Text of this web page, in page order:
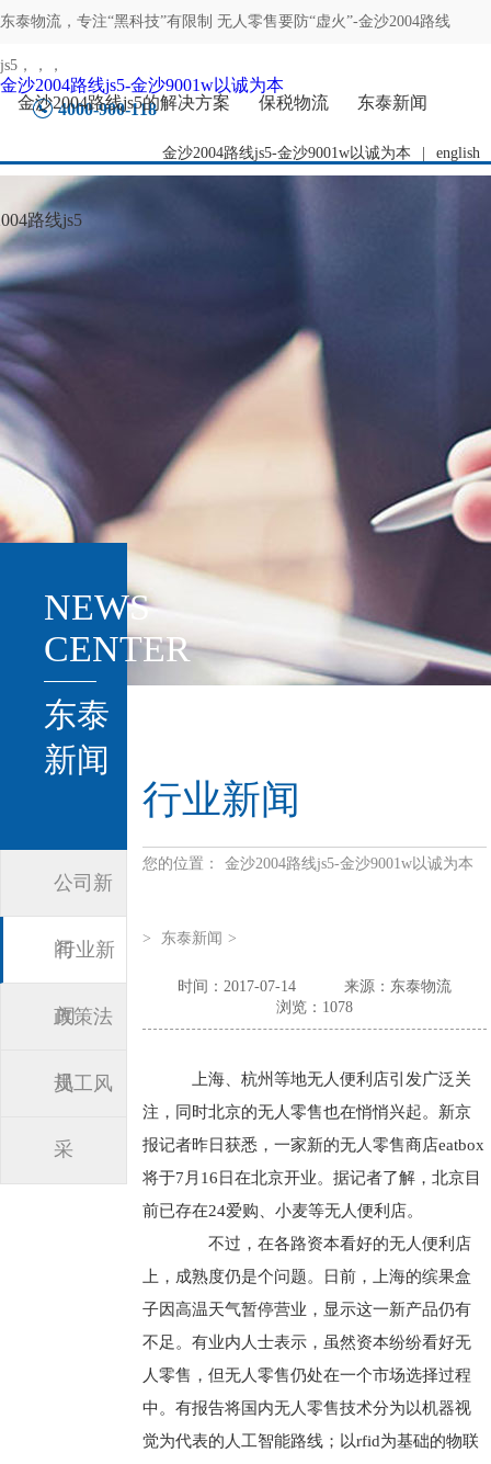
东泰物流，专注“黑科技”有限制 无人零售要防“虚火”-金沙2004路线
js5 ，，，
4000-900-118
金沙2004路线js5-金沙9001w以诚为本 english
金沙2004路线js5-金沙9001w以诚为本
金沙2004路线js5的解决方案
保税物流 东泰新闻
路线js5
NEWS
CENTER
东泰
新闻
公司新
闻
行业新
闻
政策法
规
员工风
采
行业新闻
您的位置： 金沙2004路线js5-金沙9001w以诚为本
> 东泰新闻 >
时间：2017-07-14
来源：东泰物流
浏览：1078
上海、杭州等地无人便利店引发广泛关
注，同时北京的无人零售也在悄悄兴起。新京
报记者昨日获悉，一家新的无人零售商店eatbox
将于7月16日在北京开业。据记者了解，北京目
前已存在24爱购、小麦等无人便利店。
不过，在各路资本看好的无人便利店
上，成熟度仍是个问题。日前，上海的缤果盒
子因高温天气暂停营业，显示这一新产品仍有
不足。有业内人士表示，虽然资本纷纷看好无
人零售，但无人零售仍处在一个市场选择过程
中。有报告将国内无人零售技术分为以机器视
觉为代表的人工智能路线；以rfid为基础的物联